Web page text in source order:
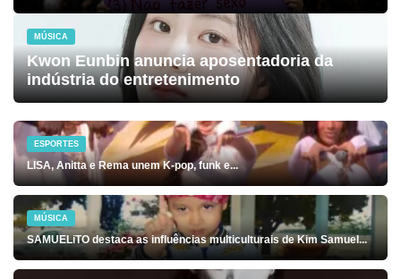
MÚSICA
Kwon Eunbin anuncia aposentadoria da
indústria do entretenimento
ESPORTES
LISA, Anitta e Rema unem K-pop, funk e...
MÚSICA
SAMUELiTO destaca as influências multiculturais de Kim Samuel...